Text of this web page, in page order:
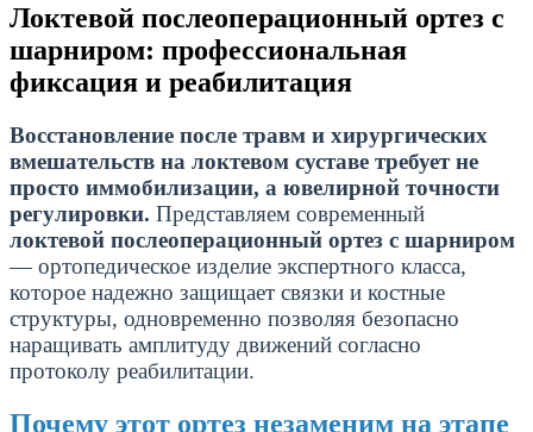
Локтевой послеоперационный ортез с
шарниром: профессиональная
фиксация и реабилитация
Восстановление после травм и хирургических
вмешательств на локтевом суставе требует не
просто иммобилизации, а ювелирной точности
регулировки. Представляем современный
локтевой послеоперационный ортез с шарниром
— ортопедическое изделие экспертного класса,
которое надежно защищает связки и костные
структуры, одновременно позволяя безопасно
наращивать амплитуду движений согласно
протоколу реабилитации.
Почему этот ортез незаменим на этапе